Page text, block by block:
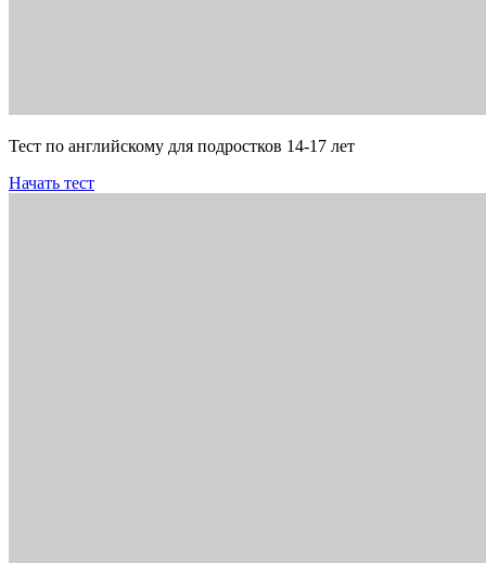
Тест по английскому для подростков 14-17 лет
Начать тест